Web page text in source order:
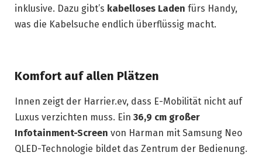
inklusive. Dazu gibt’s kabelloses Laden fürs Handy,
was die Kabelsuche endlich überflüssig macht.
Komfort auf allen Plätzen
Innen zeigt der Harrier.ev, dass E-Mobilität nicht auf
Luxus verzichten muss. Ein 36,9 cm großer
Infotainment-Screen von Harman mit Samsung Neo
QLED-Technologie bildet das Zentrum der Bedienung.